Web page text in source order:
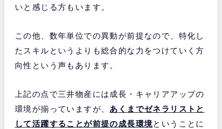
いと感じる方もいます。
この他、数年単位での異動が前提なので、特化し
たスキルというよりも総合的な力をつけていく方
向性という声もあります。
上記の点で三井物産には成長・キャリアアップの
環境が揃っていますが、 あくまでゼネラリストと
して活躍することが前提の成長環境ということに